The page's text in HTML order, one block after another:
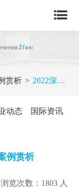
赏析 2022深圳国际LED展览会案例赏析
动态 国际资讯
例赏析
浏览次数：1803 人